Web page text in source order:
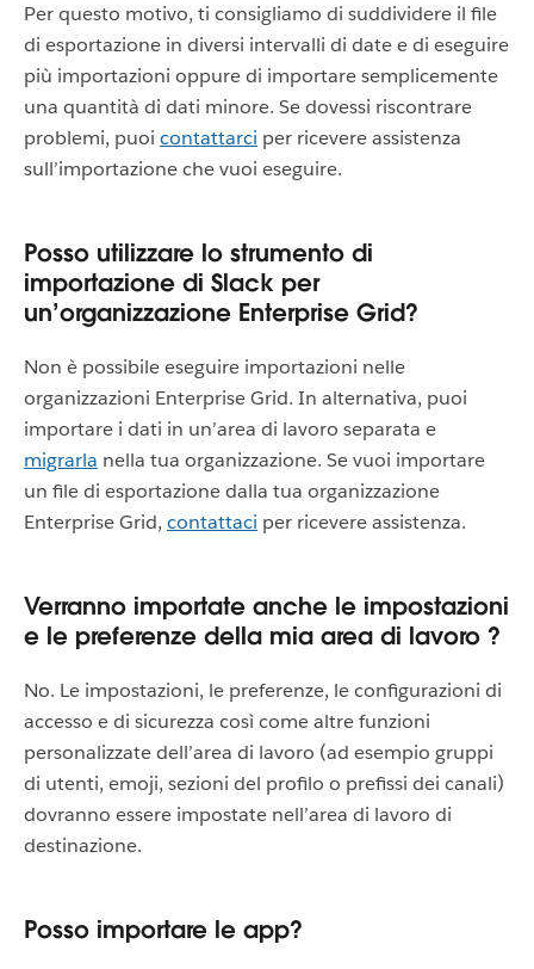
Per questo motivo, ti consigliamo di suddividere il file
di esportazione in diversi intervalli di date e di eseguire
più importazioni oppure di importare semplicemente
una quantità di dati minore. Se dovessi riscontrare
problemi, puoi contattarci per ricevere assistenza
sull’importazione che vuoi eseguire.
Posso utilizzare lo strumento di
importazione di Slack per
un’organizzazione Enterprise Grid?
Non è possibile eseguire importazioni nelle
organizzazioni Enterprise Grid. In alternativa, puoi
importare i dati in un’area di lavoro separata e
migrarla nella tua organizzazione. Se vuoi importare
un file di esportazione dalla tua organizzazione
Enterprise Grid, contattaci per ricevere assistenza.
Verranno importate anche le impostazioni
e le preferenze della mia area di lavoro ?
No. Le impostazioni, le preferenze, le configurazioni di
accesso e di sicurezza così come altre funzioni
personalizzate dell’area di lavoro (ad esempio gruppi
di utenti, emoji, sezioni del profilo o prefissi dei canali)
dovranno essere impostate nell’area di lavoro di
destinazione.
Posso importare le app?